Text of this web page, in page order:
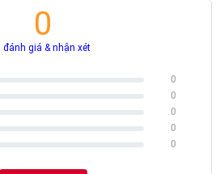
0
đánh giá & nhận xét
0
0
0
0
0